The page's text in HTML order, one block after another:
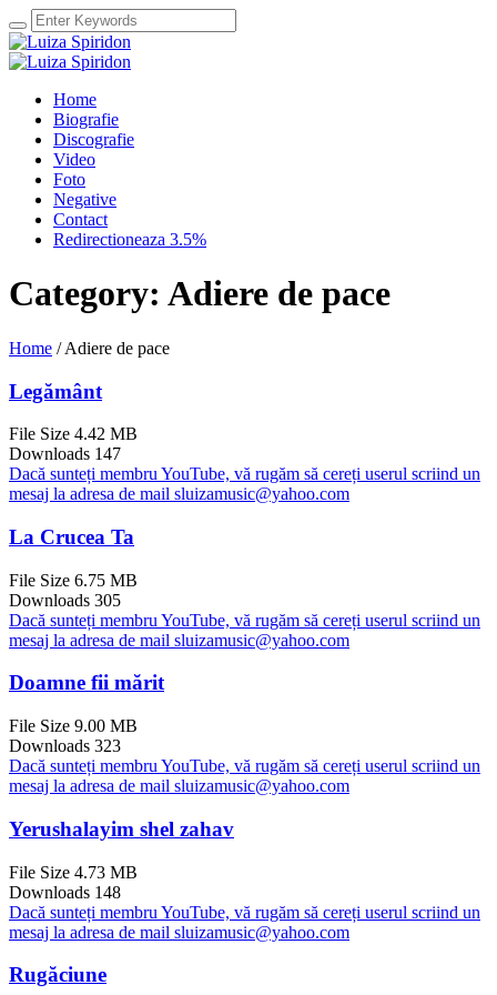
Home
Biografie
Discografie
Video
Foto
Negative
Contact
Redirectioneaza 3.5%
Category: Adiere de pace
Home /Adiere de pace
Legământ
File Size 4.42 MB
Downloads 147
Dacă sunteți membru YouTube, vă rugăm să cereți userul scriind un
mesaj la adresa de mail sluizamusic@yahoo.com
La Crucea Ta
File Size 6.75 MB
Downloads 305
Dacă sunteți membru YouTube, vă rugăm să cereți userul scriind un
mesaj la adresa de mail sluizamusic@yahoo.com
Doamne fii mărit
File Size 9.00 MB
Downloads 323
Dacă sunteți membru YouTube, vă rugăm să cereți userul scriind un
mesaj la adresa de mail sluizamusic@yahoo.com
Yerushalayim shel zahav
File Size 4.73 MB
Downloads 148
Dacă sunteți membru YouTube, vă rugăm să cereți userul scriind un
mesaj la adresa de mail sluizamusic@yahoo.com
Rugăciune